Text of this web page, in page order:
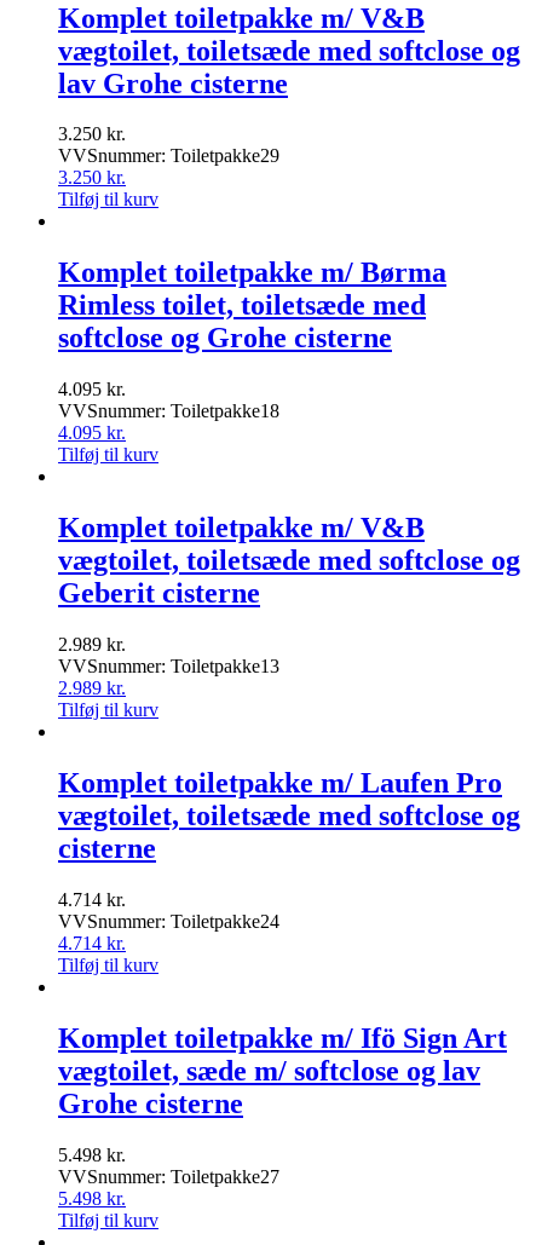
Komplet toiletpakke m/ V&B
vægtoilet, toiletsæde med softclose og
lav Grohe cisterne
3.250 kr.
VVSnummer: Toiletpakke29
3.250 kr.
Tilføj til kurv
Komplet toiletpakke m/ Børma
Rimless toilet, toiletsæde med
softclose og Grohe cisterne
4.095 kr.
VVSnummer: Toiletpakke18
4.095 kr.
Tilføj til kurv
Komplet toiletpakke m/ V&B
vægtoilet, toiletsæde med softclose og
Geberit cisterne
2.989 kr.
VVSnummer: Toiletpakke13
2.989 kr.
Tilføj til kurv
Komplet toiletpakke m/ Laufen Pro
vægtoilet, toiletsæde med softclose og
cisterne
4.714 kr.
VVSnummer: Toiletpakke24
4.714 kr.
Tilføj til kurv
Komplet toiletpakke m/ Ifö Sign Art
vægtoilet, sæde m/ softclose og lav
Grohe cisterne
5.498 kr.
VVSnummer: Toiletpakke27
5.498 kr.
Tilføj til kurv